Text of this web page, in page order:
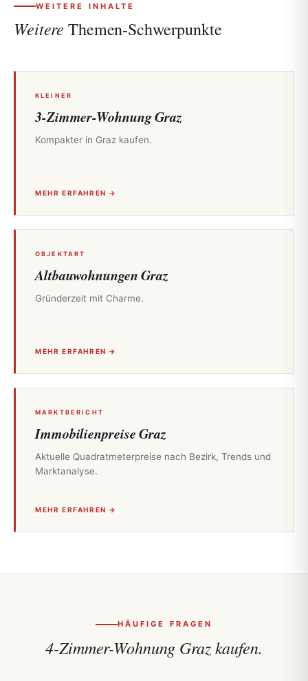
WEITERE INHALTE
WeitereThemen-Schwerpunkte
KLEINER
3-Zimmer-Wohnung Graz
Kompakter in Graz kaufen.
MEHR ERFAHREN →
OBJEKTART
Altbauwohnungen Graz
Gründerzeit mit Charme.
MEHR ERFAHREN →
MARKTBERICHT
Immobilienpreise Graz
Aktuelle Quadratmeterpreise nach Bezirk, Trends und
Marktanalyse.
MEHR ERFAHREN →
HÄUFIGE FRAGEN
4-Zimmer-Wohnung Graz kaufen.